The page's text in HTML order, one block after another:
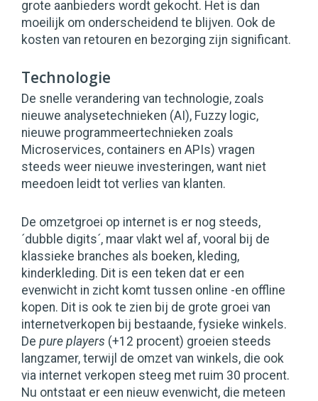
grote aanbieders wordt gekocht. Het is dan
moeilijk om onderscheidend te blijven. Ook de
kosten van retouren en bezorging zijn significant.
Technologie
De snelle verandering van technologie, zoals
nieuwe analysetechnieken (AI), Fuzzy logic,
nieuwe programmeertechnieken zoals
Microservices, containers en APIs) vragen
steeds weer nieuwe investeringen, want niet
meedoen leidt tot verlies van klanten.
De omzetgroei op internet is er nog steeds,
´dubble digits´, maar vlakt wel af, vooral bij de
klassieke branches als boeken, kleding,
kinderkleding. Dit is een teken dat er een
evenwicht in zicht komt tussen online -en offline
kopen. Dit is ook te zien bij de grote groei van
internetverkopen bij bestaande, fysieke winkels.
De pure players (+12 procent) groeien steeds
langzamer, terwijl de omzet van winkels, die ook
via internet verkopen steeg met ruim 30 procent.
Nu ontstaat er een nieuw evenwicht, die meteen